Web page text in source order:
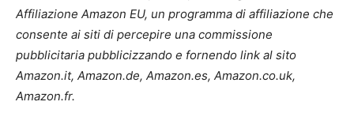
Affiliazione Amazon EU, un programma di affiliazione che
consente ai siti di percepire una commissione
pubblicitaria pubblicizzando e fornendo link al sito
Amazon.it, Amazon.de, Amazon.es, Amazon.co.uk,
Amazon.fr.